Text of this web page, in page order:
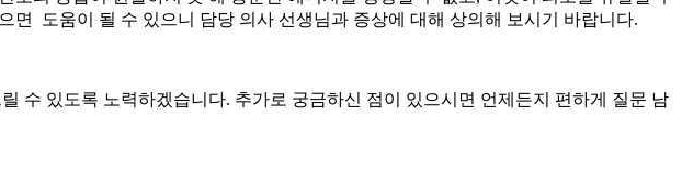
도움이 될 수 있으니 담당 의사 선생님과 증상에 대해 상의해 보시기 바랍니다.
수 있도록 노력하겠습니다. 추가로 궁금하신 점이 있으시면 언제든지 편하게 질문 남